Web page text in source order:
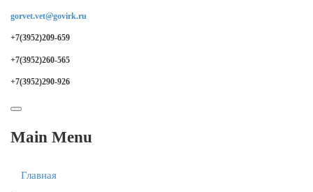
gorvet.vet@govirk.ru
+7(3952)209-659
+7(3952)260-565
+7(3952)290-926
Main Menu
Главная